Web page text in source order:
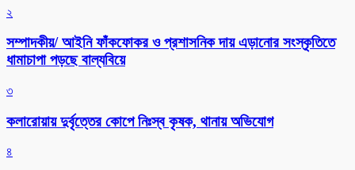
২
সম্পাদকীয়/ আইনি ফাঁকফোকর ও প্রশাসনিক দায় এড়ানোর সংস্কৃতিতে
ধামাচাপা পড়ছে বাল্যবিয়ে
৩
কলারোয়ায় দুর্বৃত্তের কোপে নিঃস্ব কৃষক, থানায় অভিযোগ
৪